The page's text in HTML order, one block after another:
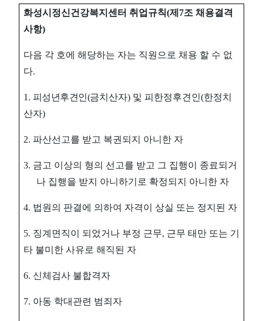
화성시정신건강복지센터 취업규칙(제 7조 채용결격
사항)
다음 각 호에 해당하는 자는 직원으로 채용 할 수 없
다.
1. 피성년후견인(금치산자) 및 피한정후견인(한정치
산자)
2. 파산선고를 받고 복권되지 아니한 자
3. 금고 이상의 형의 선고를 받고 그 집행이 종료되거
나 집행을 받지 아니하기로 확정되지 아니한 자
4. 법원의 판결에 의하여 자격이 상실 또는 정지된 자
5. 징계면직이 되었거나 부정 근무, 근무 태만 또는 기
타 불미한 사유로 해직된 자
6. 신체검사 불합격자
7. 아동 학대관련 범죄자